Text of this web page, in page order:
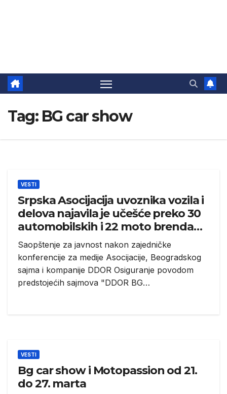
Tag: BG car show
VESTI
Srpska Asocijacija uvoznika vozila i
delova najavila je učešće preko 30
automobilskih i 22 moto brenda
na Sajmu
Saopštenje za javnost nakon zajedničke
konferencije za medije Asocijacije, Beogradskog
sajma i kompanije DDOR Osiguranje povodom
predstojećih sajmova "DDOR BG…
VESTI
Bg car show i Motopassion od 21.
do 27. marta